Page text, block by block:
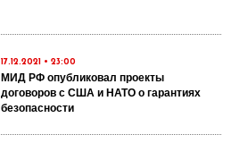
17.12.2021 • 23:00
МИД РФ опубликовал проекты
договоров с США и НАТО о гарантиях
безопасности